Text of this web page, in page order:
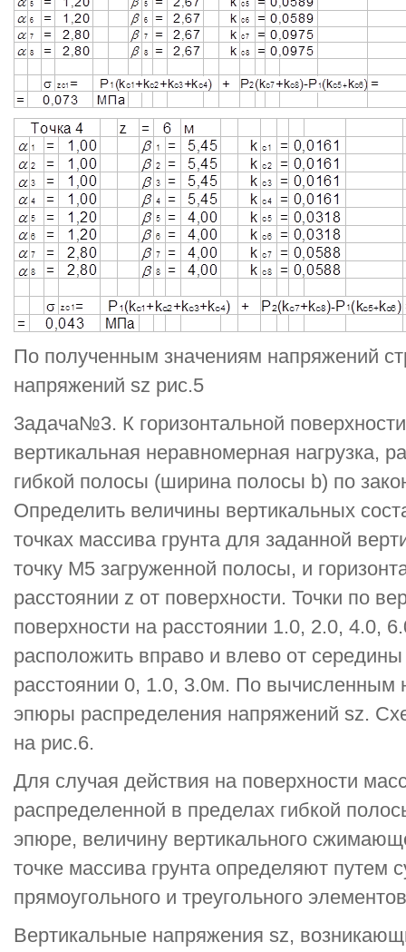
По полученным значениям напряжений
напряжений sz рис.5
3адача№3. К горизонтальной
вертикальная неравномерная нагрузка,
гибкой полосы (ширина полосы b) по
Определить величины вертикальных
точках массива грунта для заданной
точку М5 загруженной полосы, и
расстоянии z от поверхности. Точки по
поверхности на расстоянии 1.0, 2.0, 4.0,
расположить вправо и влево от
расстоянии 0, 1.0, 3.0м. По вычисленным
эпюры распределения напряжений sz.
на рис.6.
Для случая действия на поверхности
распределенной в пределах гибкой
эпюре, величину вертикального
точке массива грунта определяют путем
прямоугольного и треугольного
Вертикальные напряжения sz,